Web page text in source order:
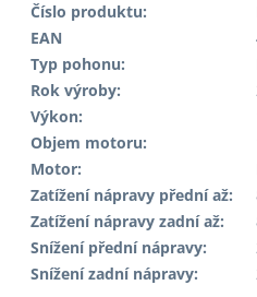
Číslo produktu:
EAN
Typ pohonu:
Rok výroby:
Výkon:
Objem motoru:
Motor:
Zatížení nápravy přední až:
Zatížení nápravy zadní až:
Snížení přední nápravy:
Snížení zadní nápravy: